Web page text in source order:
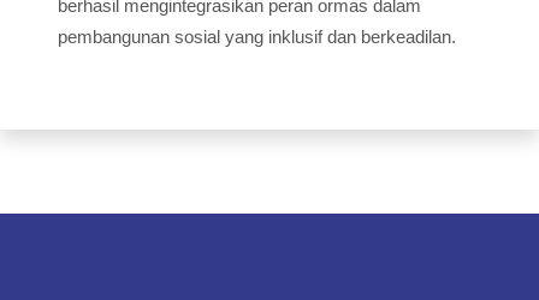
berhasil mengintegrasikan peran ormas dalam
pembangunan sosial yang inklusif dan berkeadilan.